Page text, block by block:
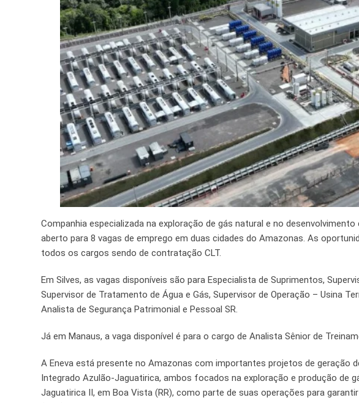
Companhia especializada na exploração de gás natural e no
aberto para 8 vagas de emprego em duas cidades do Amazonas. As
todos os cargos sendo de contratação CLT.
Em Silves, as vagas disponíveis são para Especialista de Suprimentos,
Supervisor de Tratamento de Água e Gás, Supervisor de Operação – Usina
Analista de Segurança Patrimonial e Pessoal SR.
Já em Manaus, a vaga disponível é para o cargo de Analista Sênior de
A Eneva está presente no Amazonas com importantes projetos de geração
Integrado Azulão-Jaguatirica, ambos focados na exploração e produção de
Jaguatirica II, em Boa Vista (RR), como parte de suas operações para